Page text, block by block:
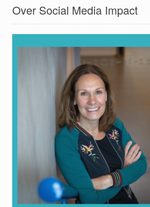
Over Social Media Impact